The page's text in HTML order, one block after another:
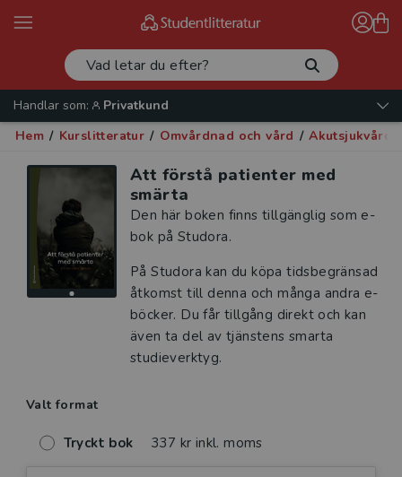
Handlar som:
Privatkund
Hem / Kurslitteratur / Omvårdnad och vård / Akutsjukvård
Att förstå patienter med
smärta
Den här boken finns tillgänglig som e-
bok på Studora.
På Studora kan du köpa tidsbegränsad
åtkomst till denna och många andra e-
böcker. Du får tillgång direkt och kan
även ta del av tjänstens smarta
studieverktyg.
Valt format
Tryckt bok 337 kr inkl. moms